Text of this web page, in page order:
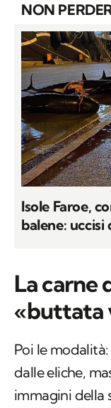
NON
Isole Faroe,
balene:
La carne
«buttata
Poi le modalità:
dalle eliche,
immagini della